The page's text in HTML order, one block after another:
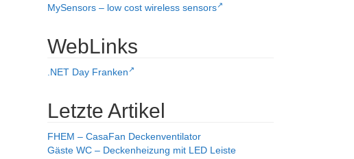
MySensors – low cost wireless sensors
WebLinks
.NET Day Franken
Letzte Artikel
FHEM – CasaFan Deckenventilator
Gäste WC – Deckenheizung mit LED Leiste